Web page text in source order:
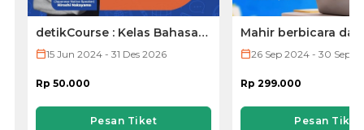
detikCourse : Kelas Bahasa
Jepang (VOD ONLY)
15 Jun 2024 - 31 Des 2026
Rp 50.000
Pesan Tiket
Mahir berbicara
Bahasa Inggris
26 Sep 2024 - 30 Sep
Rp 299.000
Pesan Tiket